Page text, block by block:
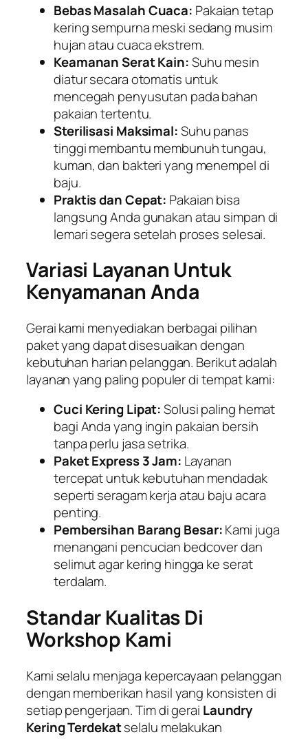
Bebas Masalah Cuaca: Pakaian tetap
kering sempurna meski sedang musim
hujan atau cuaca ekstrem.
Keamanan Serat Kain:Suhu mesin
diatur secara otomatis untuk
mencegah penyusutan pada bahan
pakaian tertentu.
Sterilisasi Maksimal:Suhu panas
tinggi membantu membunuh tungau,
kuman, dan bakteri yang menempel di
baju.
Praktis dan Cepat: Pakaian bisa
langsung Anda gunakan atau simpan di
lemari segera setelah proses selesai.
Variasi Layanan Untuk
Kenyamanan Anda
Gerai kami menyediakan berbagai pilihan
paket yang dapat disesuaikan dengan
kebutuhan harian pelanggan. Berikut adalah
layanan yang paling populer di tempat kami:
Cuci Kering Lipat:Solusi paling hemat
bagi Anda yang ingin pakaian bersih
tanpa perlu jasa setrika.
Paket Express 3 Jam: Layanan
tercepat untuk kebutuhan mendadak
seperti seragam kerja atau baju acara
penting.
Pembersihan Barang Besar:Kami juga
menangani pencucian bedcover dan
selimut agar kering hingga ke serat
terdalam.
Standar Kualitas Di
Workshop Kami
Kami selalu menjaga kepercayaan pelanggan
dengan memberikan hasil yang konsisten di
setiap pengerjaan. Tim di gerai Laundry
Kering Terdekatselalu melakukan